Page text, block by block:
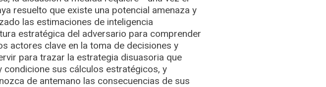
resuelto que existe una potencial amenaza y
las estimaciones de inteligencia
estratégica del adversario para comprender
actores clave en la toma de decisiones y
para trazar la estrategia disuasoria que
sus cálculos estratégicos, y
de antemano las consecuencias de sus